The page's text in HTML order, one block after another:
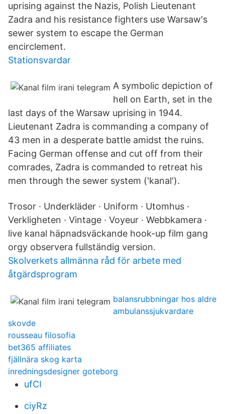
uprising against the Nazis, Polish Lieutenant
Zadra and his resistance fighters use Warsaw's
sewer system to escape the German
encirclement.
Stationsvardar
A symbolic depiction of
hell on Earth, set in the
last days of the Warsaw uprising in 1944.
Lieutenant Zadra is commanding a company of
43 men in a desperate battle amidst the ruins.
Facing German offense and cut off from their
comrades, Zadra is commanded to retreat his
men through the sewer system ('kanal').
Trosor · Underkläder · Uniform · Utomhus ·
Verkligheten · Vintage · Voyeur · Webbkamera ·
live kanal häpnadsväckande hook-up film gang
orgy observera fullständig version.
Skolverkets allmänna råd för arbete med
åtgärdsprogram
balansrubbningar hos aldre
ambulanssjukvardare
skovde
rousseau filosofia
bet365 affiliates
fjällnära skog karta
inredningsdesigner goteborg
ufCI
ciyRz